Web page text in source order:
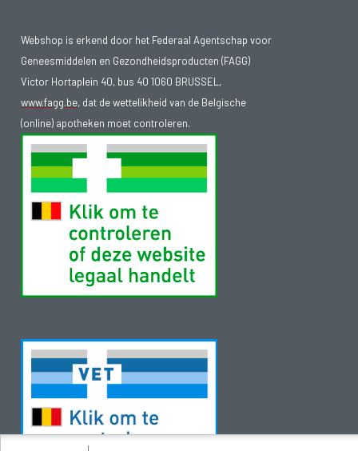
Webshop is erkend door het Federaal Agentschap voor
Geneesmiddelen en Gezondheidsproducten (FAGG)
Victor Hortaplein 40, bus 40 1060 BRUSSEL,
www.fagg.be, dat de wettelikheid van de Belgische
(online) apotheken moet controleren.